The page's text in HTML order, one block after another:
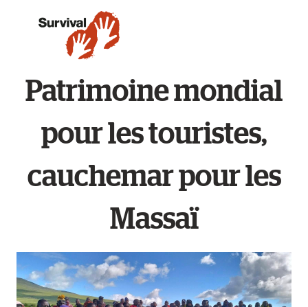
Patrimoine mondial
pour les touristes,
cauchemar pour les
Massaï